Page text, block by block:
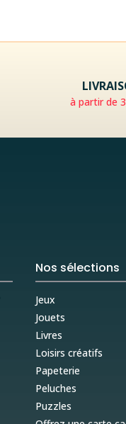
à partir de
Nos sélections
Jeux
Jouets
Livres
Loisirs créatifs
Papeterie
Peluches
Puzzles